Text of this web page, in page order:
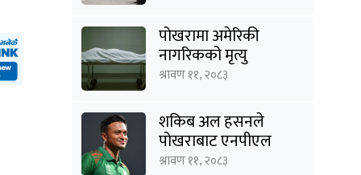
पोखरामा अमेरिकी
नागरिकको मृत्यु
श्रावण ११, २०८३
शकिब अल हसनले
पोखराबाट एनपीएल
खेल्ने
श्रावण ११, २०८३